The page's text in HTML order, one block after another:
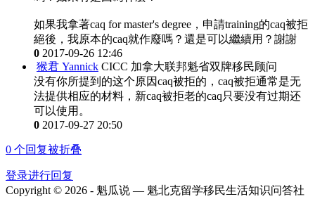
如果我拿著caq for master's degree，申請training的caq被拒
絕後，我原本的caq就作廢嗎？還是可以繼續用？謝謝
0 2017-09-26 12:46
猴君 Yannick CICC 加拿大联邦魁省双牌移民顾问
没有你所提到的这个原因caq被拒的，caq被拒通常是无
法提供相应的材料，新caq被拒老的caq只要没有过期还
可以使用。
0 2017-09-27 20:50
0 个回复被折叠
登录进行回复
Copyright © 2026 - 魁瓜说 — 魁北克留学移民生活知识问答社